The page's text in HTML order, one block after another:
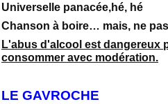
Universelle panacée,hé, hé
Chanson à boire… mais, ne
L'abus d'alcool est dangereux
consommer avec modération.
LE GAVROCHE